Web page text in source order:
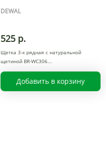
DEWAL
525 р.
Щетка 3-х рядная с натуральной
щетиной BR-WC306
Добавить в корзину